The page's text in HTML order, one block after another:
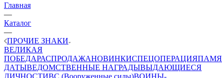
Главная
—
Каталог
—
ПРОЧИЕ ЗНАКИ
ВЕЛИКАЯ
ПОБЕДАРАСПРОДАЖАНОВИНКИСПЕЦОПЕРАЦИЯ
ДАТЫВЕДОМСТВЕННЫЕ НАГРАДЫВЫДАЮЩИЕСЯ
ЛИЧНОСТИВС (Вооруженные силы)ВОИНЫ-